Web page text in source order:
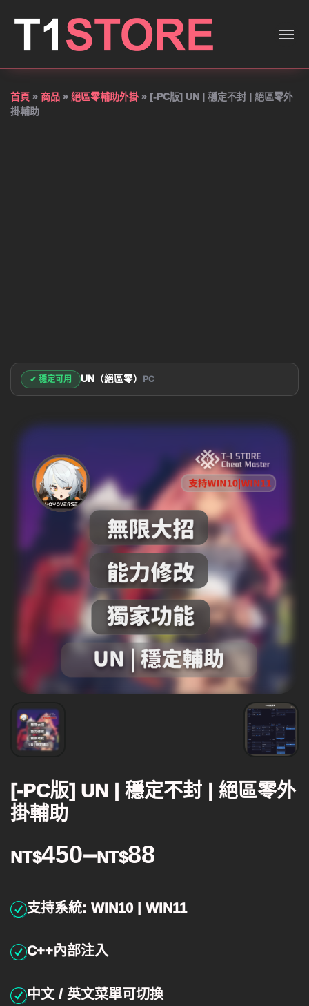
[-PC版] UN | 穩定不封 | 絕區
首頁 » 商品 » 絕區零輔助外掛» [-PC版] UN | 穩定不封 | 絕區零外
掛輔助
✔ 穩定可用 UN（絕區零） PC
[-PC版] UN | 穩定不封 | 絕區零外
掛輔助
NT$88
–
NT$450
支持系統: WIN10 | WIN11
C++內部注入
中文 / 英文菜單可切換